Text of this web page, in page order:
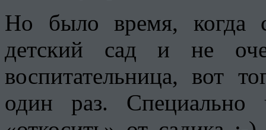
Но было время, когда
детский сад и не
воспитательница, вот
один раз.